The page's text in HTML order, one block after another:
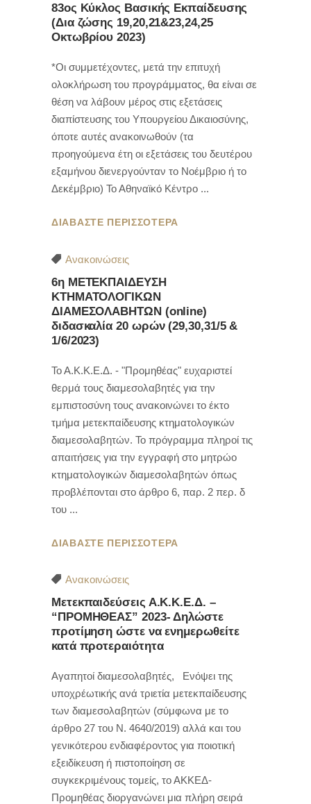
83ος Κύκλος Βασικής Εκπαίδευσης
(Δια ζώσης 19,20,21&23,24,25
Οκτωβρίου 2023)
*Οι συμμετέχοντες, μετά την επιτυχή
ολοκλήρωση του προγράμματος, θα είναι σε
θέση να λάβουν μέρος στις εξετάσεις
διαπίστευσης του Υπουργείου Δικαιοσύνης,
όποτε αυτές ανακοινωθούν (τα
προηγούμενα έτη οι εξετάσεις του δευτέρου
εξαμήνου διενεργούνταν το Νοέμβριο ή το
Δεκέμβριο) Το Αθηναϊκό Κέντρο
ΔΙΑΒΑΣΤΕ ΠΕΡΙΣΣΟΤΕΡΑ
Ανακοινώσεις
6η ΜΕΤΕΚΠΑΙΔΕΥΣΗ
ΚΤΗΜΑΤΟΛΟΓΙΚΩΝ
ΔΙΑΜΕΣΟΛΑΒΗΤΩΝ (online)
διδασκαλία 20 ωρών (29,30,31/5 &
1/6/2023)
Το Α.Κ.Κ.Ε.Δ. - "Προμηθέας" ευχαριστεί
θερμά τους διαμεσολαβητές για την
εμπιστοσύνη τους ανακοινώνει το έκτο
τμήμα μετεκπαίδευσης κτηματολογικών
διαμεσολαβητών. Το πρόγραμμα πληροί τις
απαιτήσεις για την εγγραφή στο μητρώο
κτηματολογικών διαμεσολαβητών όπως
προβλέπονται στο άρθρο 6, παρ. 2 περ. δ
του
ΔΙΑΒΑΣΤΕ ΠΕΡΙΣΣΟΤΕΡΑ
Ανακοινώσεις
Μετεκπαιδεύσεις Α.Κ.Κ.Ε.Δ. –
“ΠΡΟΜΗΘΕΑΣ” 2023- Δηλώστε
προτίμηση ώστε να ενημερωθείτε
κατά προτεραιότητα
Αγαπητοί διαμεσολαβητές, Ενόψει της
υποχρέωτικής ανά τριετία μετεκπαίδευσης
των διαμεσολαβητών (σύμφωνα με το
άρθρο 27 του Ν. 4640/2019) αλλά και του
γενικότερου ενδιαφέροντος για ποιοτική
εξειδίκευση ή πιστοποίηση σε
συγκεκριμένους τομείς, το ΑΚΚΕΔ-
Προμηθέας διοργανώνει μια πλήρη σειρά